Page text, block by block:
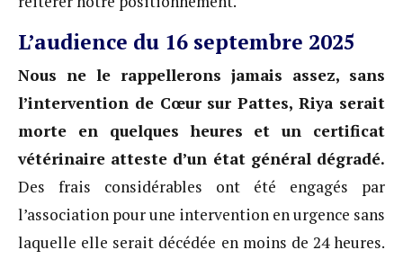
L’audience du 16 septembre 2025
Nous ne le rappellerons jamais assez, sans
l’intervention de Cœur sur Pattes, Riya serait
morte en quelques heures et un certificat
vétérinaire atteste d’un état général dégradé.
Des frais considérables ont été engagés par
l’association pour une intervention en urgence sans
laquelle elle serait décédée en moins de 24 heures.